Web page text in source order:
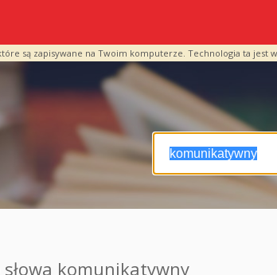
są zapisywane na Twoim komputerze. Technologia ta
komunikatywny